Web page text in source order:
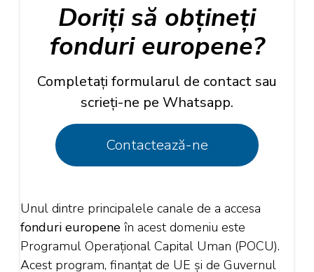
Doriți să obțineți
fonduri europene?
Completați formularul de contact sau
scrieți-ne pe Whatsapp.
Contactează-ne
Unul dintre principalele canale de a accesa
fonduri europene în acest domeniu este
Programul Operațional Capital Uman (POCU).
Acest program, finanțat de UE și de Guvernul